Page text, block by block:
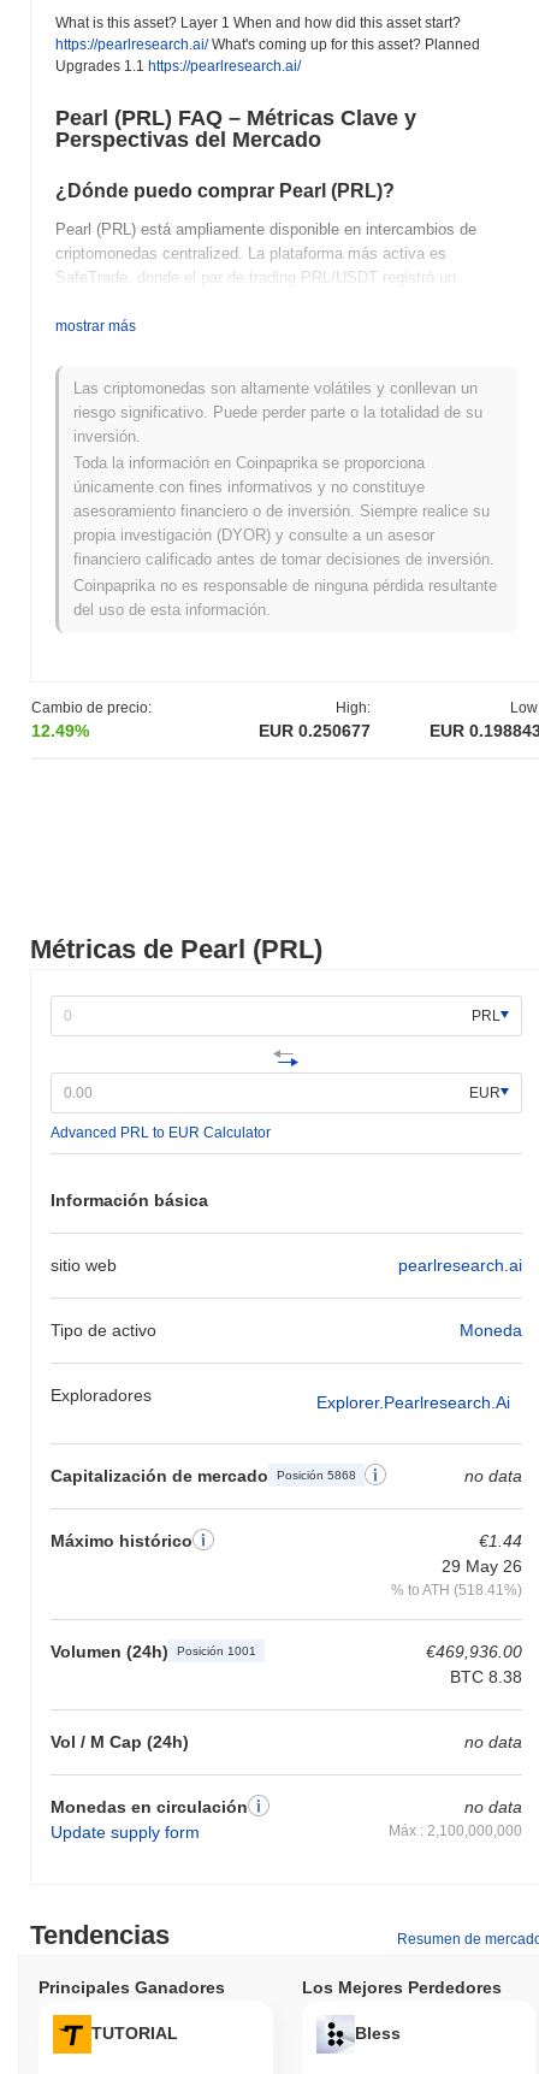
Métricas de Pearl (PRL)
PRL
EUR
Advanced PRL to EUR Calculator
Información básica
sitio web pearlresearch.ai
Tipo de activo Moneda
Exploradores Explorer.pearlresearch.ai
Capitalización de mercado Posición 5868 no data
Máximo histórico
€1.44
29 May 26
% to ATH (518.41%)
Volumen (24h) Posición 1001
€469,936.00
BTC 8.38
Vol / M Cap (24h) no data
Monedas en circulación
Update supply form
no data
Máx : 2,100,000,000
Cambio de precio:
12.49%
High:
EUR 0.250677 EUR
What is this asset? Layer 1 When and how did this asset start?
https://pearlresearch.ai/What's coming up for this asset? Planned
Upgrades 1.1 https://pearlresearch.ai/
Pearl (PRL) FAQ – Métricas Clave y
Perspectivas del Mercado
¿Dónde puedo comprar Pearl (PRL)?
Pearl (PRL) está ampliamente disponible en intercambios de
criptomonedas centralized. La plataforma más activa es
SafeTrade, donde el par de trading PRL/USDT registró un
Pearl?
En las últimas 24 horas, el volumen de trading de Pearl se sitúa
en€469,936.00
comparación con el día anterior. Esto sugiere un aumento a corto
plazo en la actividad de trading.
¿Cuál es el historial del rango de precios de
Pearl?
Máximo Histórico (ATH):€1.44
Mínimo Histórico (ATL):NaN
¿Cómo se está desempeñando Pearl en
comparación con el mercado cripto en general?
mostrar más
Las criptomonedas son altamente volátiles y conllevan un
riesgo significativo. Puede perder parte o la totalidad de su
inversión.
Toda la información en Coinpaprika se proporciona
únicamente con fines informativos y no constituye
asesoramiento financiero o de inversión. Siempre realice su
propia investigación (DYOR) y consulte a un asesor
financiero calificado antes de tomar decisiones de inversión.
Coinpaprika no es responsable de ninguna pérdida resultante
del uso de esta información.
Tendencias Resumen de
Principales Ganadores
TUTORIAL
Los Mejores Perdedores
Bless